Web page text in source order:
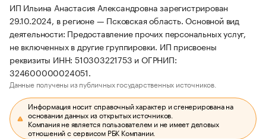
ИП Ильина Анастасия Александровна зарегистрирован
29.10.2024, в регионе — Псковская область. Основной вид
деятельности: Предоставление прочих персональных услуг,
не включенных в другие группировки. ИП присвоены
реквизиты ИНН: 510303221753 и ОГРНИП:
324600000024051.
Данные получены из публичных государственных источников.
Информация носит справочный характер и сгенерирована на
основании данных из открытых источников.
Компания не является пользователем и не имеет деловых
отношений с сервисом РБК Компании.